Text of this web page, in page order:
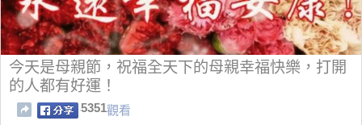
今天是母親節，祝福全天下的母親幸福快樂，打開
的人都有好運！
5351觀看